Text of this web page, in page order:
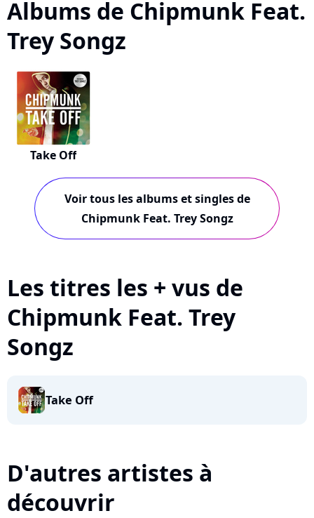
Albums de Chipmunk Feat.
Trey Songz
Take Off
Voir tous les albums et singles de
Chipmunk Feat. Trey Songz
Les titres les + vus de
Chipmunk Feat. Trey
Songz
Take Off
D'autres artistes à
découvrir